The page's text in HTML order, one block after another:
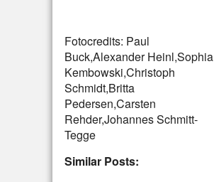
Fotocredits: Paul
Buck,Alexander Heinl,Sophia
Kembowski,Christoph
Schmidt,Britta
Pedersen,Carsten
Rehder,Johannes Schmitt-
Tegge
Similar Posts: